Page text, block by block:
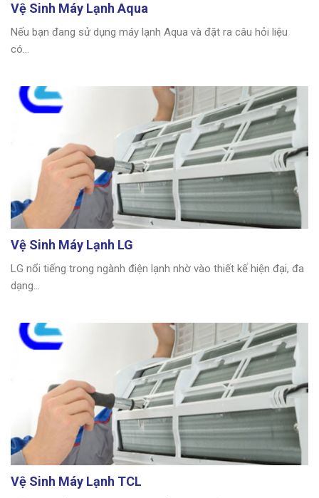
Vệ Sinh Máy Lạnh Aqua
Nếu bạn đang sử dụng máy lạnh Aqua và đặt ra câu hỏi liệu
có...
Vệ Sinh Máy Lạnh LG
LG nổi tiếng trong ngành điện lạnh nhờ vào thiết kế hiện đại, đa
dạng...
Vệ Sinh Máy Lạnh TCL